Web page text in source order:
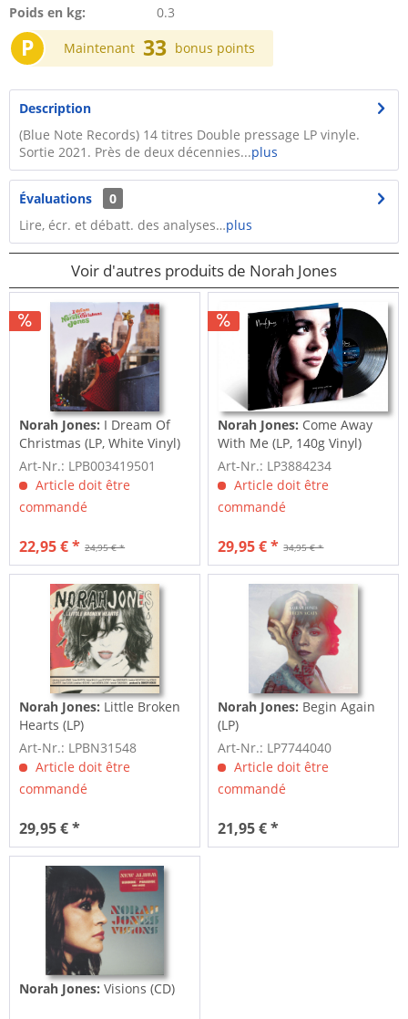
Poids en kg:
0.3
P Maintenant 33 bonus points
Description
(Blue Note Records) 14 titres Double pressage LP vinyle.
Sortie 2021. Près de deux décennies...plus
Évaluations
0
Lire, écr. et débatt. des analyses…plus
Voir d'autres produits de Norah Jones
Norah Jones: I Dream Of
Christmas (LP, White Vinyl)
Art-Nr.: LPB003419501
Article doit être
commandé
24,95 € *
22,95 € *
Norah Jones: Come Away
With Me (LP, 140g Vinyl)
(20th...
Art-Nr.: LP3884234
Article doit être
commandé
34,95 € *
29,95 € *
Norah Jones: Little Broken
Hearts (LP)
Art-Nr.: LPBN31548
Article doit être
commandé
29,95 € *
Norah Jones: Begin Again
(LP)
Art-Nr.: LP7744040
Article doit être
commandé
21,95 € *
Norah Jones:Visions (CD)